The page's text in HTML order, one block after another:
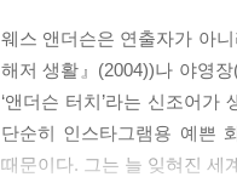
섭하나요?
A : [긴 침묵] 신이 간섭합니
츠바이크의 알프스 별장과
양하고 자신의 과거를 전하
웨스 앤더슨은 연출자가 아
해저 생활』(2004))나 야영
‘앤더슨 터치’라는 신조어
단순히 인스타그램용 예쁜
때문이다. 그는 늘 잊혀진 세